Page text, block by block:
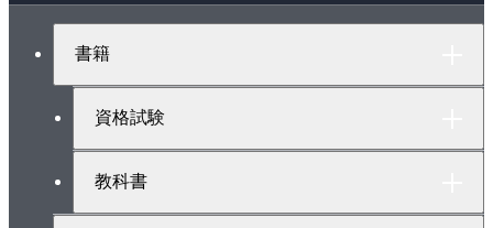
演習問題
3章 抵抗材料
[1] Cu-Mn系合金
書籍
資格試験
教科書